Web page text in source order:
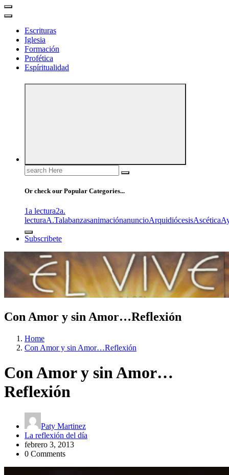
Escrituras
Iglesia
Formación
Profética
Espíritualidad
Search
for:
Or check our Popular Categories...
1a lectura2a.
lecturaA.TalabanzasanimaciónanuncioArquidiócesisAscética
Subscribete
Con Amor y sin Amor…Reflexión
Home
Con Amor y sin Amor…Reflexión
Con Amor y sin Amor…
Reflexión
Paty Martinez
La reflexión del día
febrero 3, 2013
0 Comments